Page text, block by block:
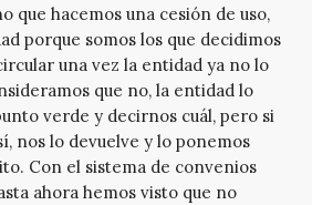
que hacemos una cesión de uso,
porque somos los que decidimos
una vez la entidad ya no lo
que no, la entidad lo
verde y decirnos cuál, pero si
nos lo devuelve y lo ponemos
Con el sistema de convenios
ahora hemos visto que no